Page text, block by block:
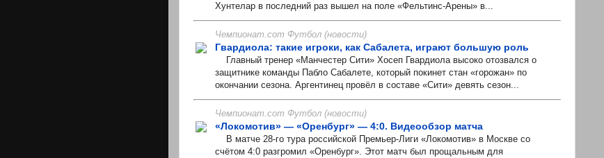
Хунтелар в последний раз вышел на поле «Фельтинс-Арены» в...
Чемпионат.com Футбол (новости)
Гвардиола: такие игроки, как Сабалета, играют большую роль
Главный тренер «Манчестер Сити» Хосеп Гвардиола высоко отозвался о
защитнике команды Пабло Сабалете, который покинет стан «горожан» по
окончании сезона. Аргентинец провёл в составе «Сити» девять сезон...
Чемпионат.com Футбол (новости)
«Локомотив» — «Оренбург» — 4:0. Видеообзор матча
В матче 28-го тура российской Премьер-Лиги «Локомотив» в Москве со
счётом 4:0 разгромил «Оренбург». Этот матч был прощальным для